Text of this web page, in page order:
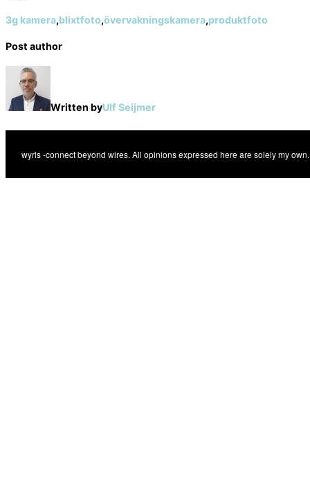
3g kamera,blixtfoto,övervakningskamera,produktfoto
Post author
Written byUlf Seijmer